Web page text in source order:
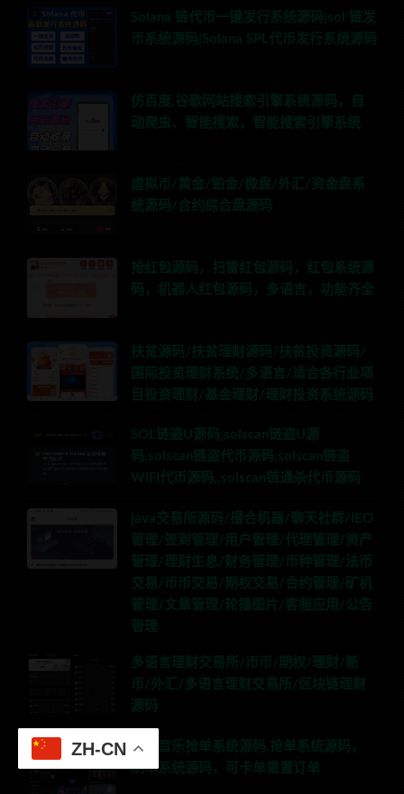
Solana 链代币一键发行系统源码|sol 链发
币系统源码|Solana SPL代币发行系统源码
仿百度,谷歌网站搜索引擎系统源码，自
动爬虫、智能搜索，智能搜索引擎系统
虚拟币/黄金/铂金/微盘/外汇/资金盘系
统源码/合约综合盘源码
抢红包源码，扫雷红包源码，红包系统源
码，机器人红包源码，多语言，功能齐全
扶贫源码/扶贫理财源码/扶贫投资源码/
国际投资理财系统/多语言/适合各行业项
目投资理财/基金理财/理财投资系统源码
SOL链盗U源码,solscan链盗U源
码,solscan链盗代币源码,solscan链盗
WIFI代币源码,,solscan链通杀代币源码
java交易所源码/撮合机器/聊天社群/IEO
管理/签到管理/用户管理/代理管理/资产
管理/理财生息/财务管理/币种管理/法币
交易/币币交易/期权交易/合约管理/矿机
管理/文章管理/轮播图片/客服应用/公告
管理
多语言理财交易所/币币/期权/理财/新
币/外汇/多语言理财交易所/区块链理财
源码
海外音乐抢单系统源码,抢单系统源码，
刷单系统源码，可卡单重置订单
ZH-CN